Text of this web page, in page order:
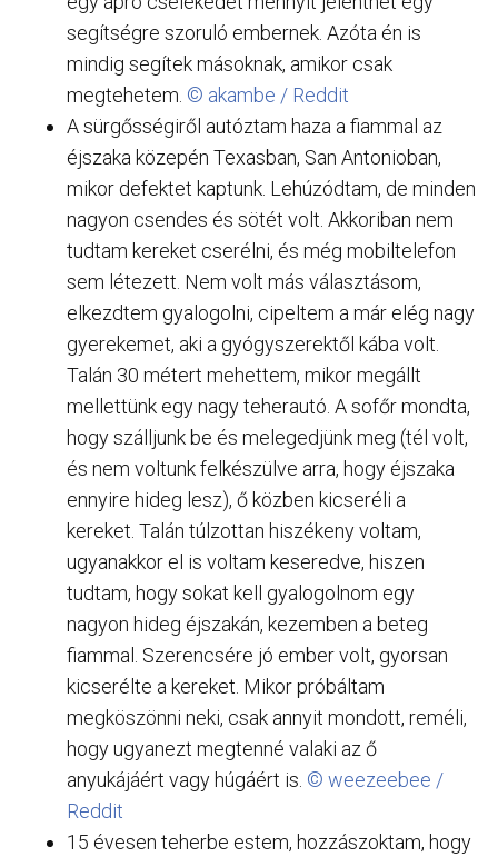
segítségre szoruló embernek. Azóta én is
mindig segítek másoknak, amikor csak
megtehetem. © akambe / Reddit
A sürgősségiről autóztam haza a fiammal az
éjszaka közepén Texasban, San Antonioban,
mikor defektet kaptunk. Lehúzódtam, de minden
nagyon csendes és sötét volt. Akkoriban nem
tudtam kereket cserélni, és még mobiltelefon
sem létezett. Nem volt más választásom,
elkezdtem gyalogolni, cipeltem a már elég nagy
gyerekemet, aki a gyógyszerektől kába volt.
Talán 30 métert mehettem, mikor megállt
mellettünk egy nagy teherautó. A sofőr mondta,
hogy szálljunk be és melegedjünk meg (tél volt,
és nem voltunk felkészülve arra, hogy éjszaka
ennyire hideg lesz), ő közben kicseréli a
kereket. Talán túlzottan hiszékeny voltam,
ugyanakkor el is voltam keseredve, hiszen
tudtam, hogy sokat kell gyalogolnom egy
nagyon hideg éjszakán, kezemben a beteg
fiammal. Szerencsére jó ember volt, gyorsan
kicserélte a kereket. Mikor próbáltam
megköszönni neki, csak annyit mondott, reméli,
hogy ugyanezt megtenné valaki az ő
anyukájáért vagy húgáért is. © weezeebee /
Reddit
15 évesen teherbe estem, hozzászoktam, hogy